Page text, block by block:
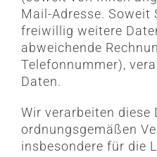
Mail-Adresse. Soweit
freiwillig weitere
abweichende
Telefonnummer),
Daten.
Wir verarbeiten diese
ordnungsgemäßen
insbesondere für die